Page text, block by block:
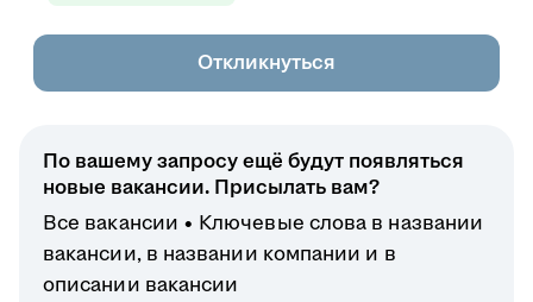
Откликнуться
По вашему запросу ещё будут появляться
новые вакансии. Присылать вам?
Все вакансии
Ключевые слова в названии
вакансии, в названии компании и в
описании вакансии